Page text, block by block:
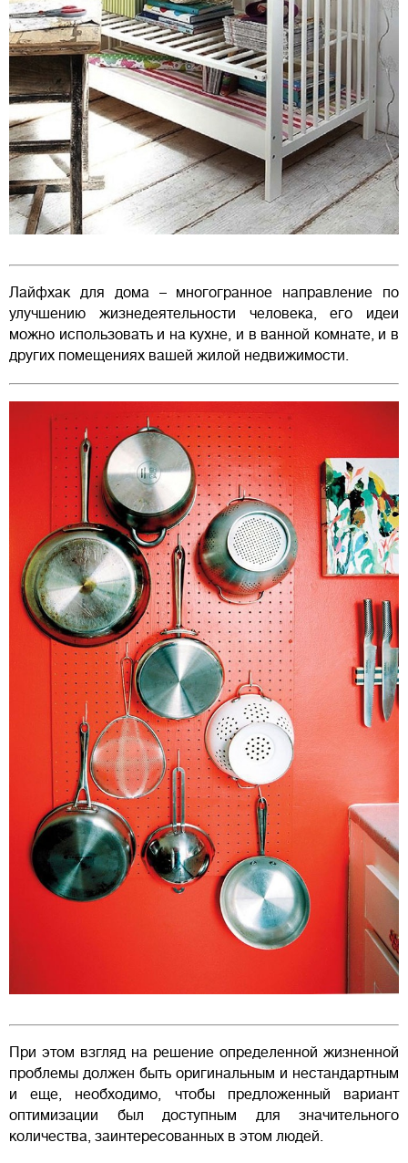
Лайфхак для дома – многогранное направление по
улучшению жизнедеятельности человека, его идеи
можно использовать и на кухне, и в ванной комнате, и в
других помещениях вашей жилой недвижимости.
При этом взгляд на решение определенной жизненной
проблемы должен быть оригинальным и нестандартным
и еще, необходимо, чтобы предложенный вариант
оптимизации был доступным для значительного
количества, заинтересованных в этом людей.